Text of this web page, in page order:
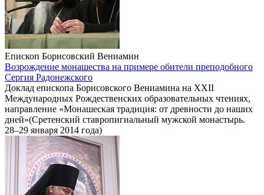
Епископ Борисовский Вениамин
Возрождение монашества на примере обители преподобного
Сергия Радонежского
Доклад епископа Борисовского Вениамина на XXII
Международных Рождественских образовательных чтениях,
направление «Монашеская традиция: от древности до наших
дней»(Сретенский ставропигиальный мужской монастырь.
28–29 января 2014 года)